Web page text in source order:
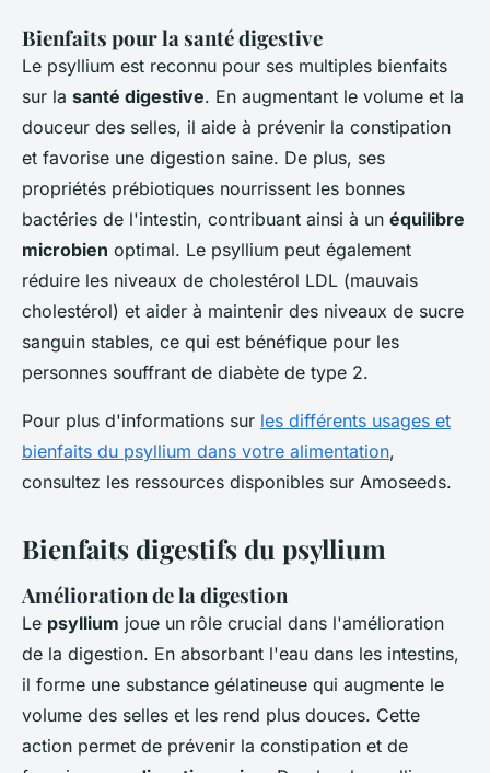
Bienfaits pour la santé digestive
Le psyllium est reconnu pour ses multiples bienfaits
sur la santé digestive. En augmentant le volume et la
douceur des selles, il aide à prévenir la constipation
et favorise une digestion saine. De plus, ses
propriétés prébiotiques nourrissent les bonnes
bactéries de l'intestin, contribuant ainsi à un équilibre
microbien optimal. Le psyllium peut également
réduire les niveaux de cholestérol LDL (mauvais
cholestérol) et aider à maintenir des niveaux de sucre
sanguin stables, ce qui est bénéfique pour les
personnes souffrant de diabète de type 2.
Pour plus d'informations sur les différents usages et
bienfaits du psyllium dans votre alimentation,
consultez les ressources disponibles sur Amoseeds.
Bienfaits digestifs du psyllium
Amélioration de la digestion
Le psyllium joue un rôle crucial dans l'amélioration
de la digestion. En absorbant l'eau dans les intestins,
il forme une substance gélatineuse qui augmente le
volume des selles et les rend plus douces. Cette
action permet de prévenir la constipation et de